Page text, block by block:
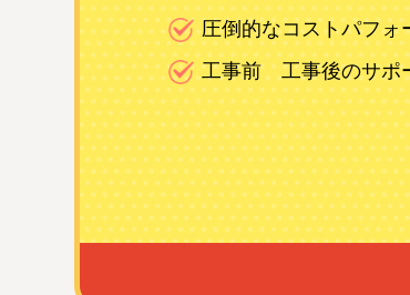
圧倒的なコストパフォ
工事前 工事後のサ